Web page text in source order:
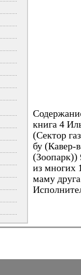
книга 4
(Сектор
бу (Кавер-
из многих
маму